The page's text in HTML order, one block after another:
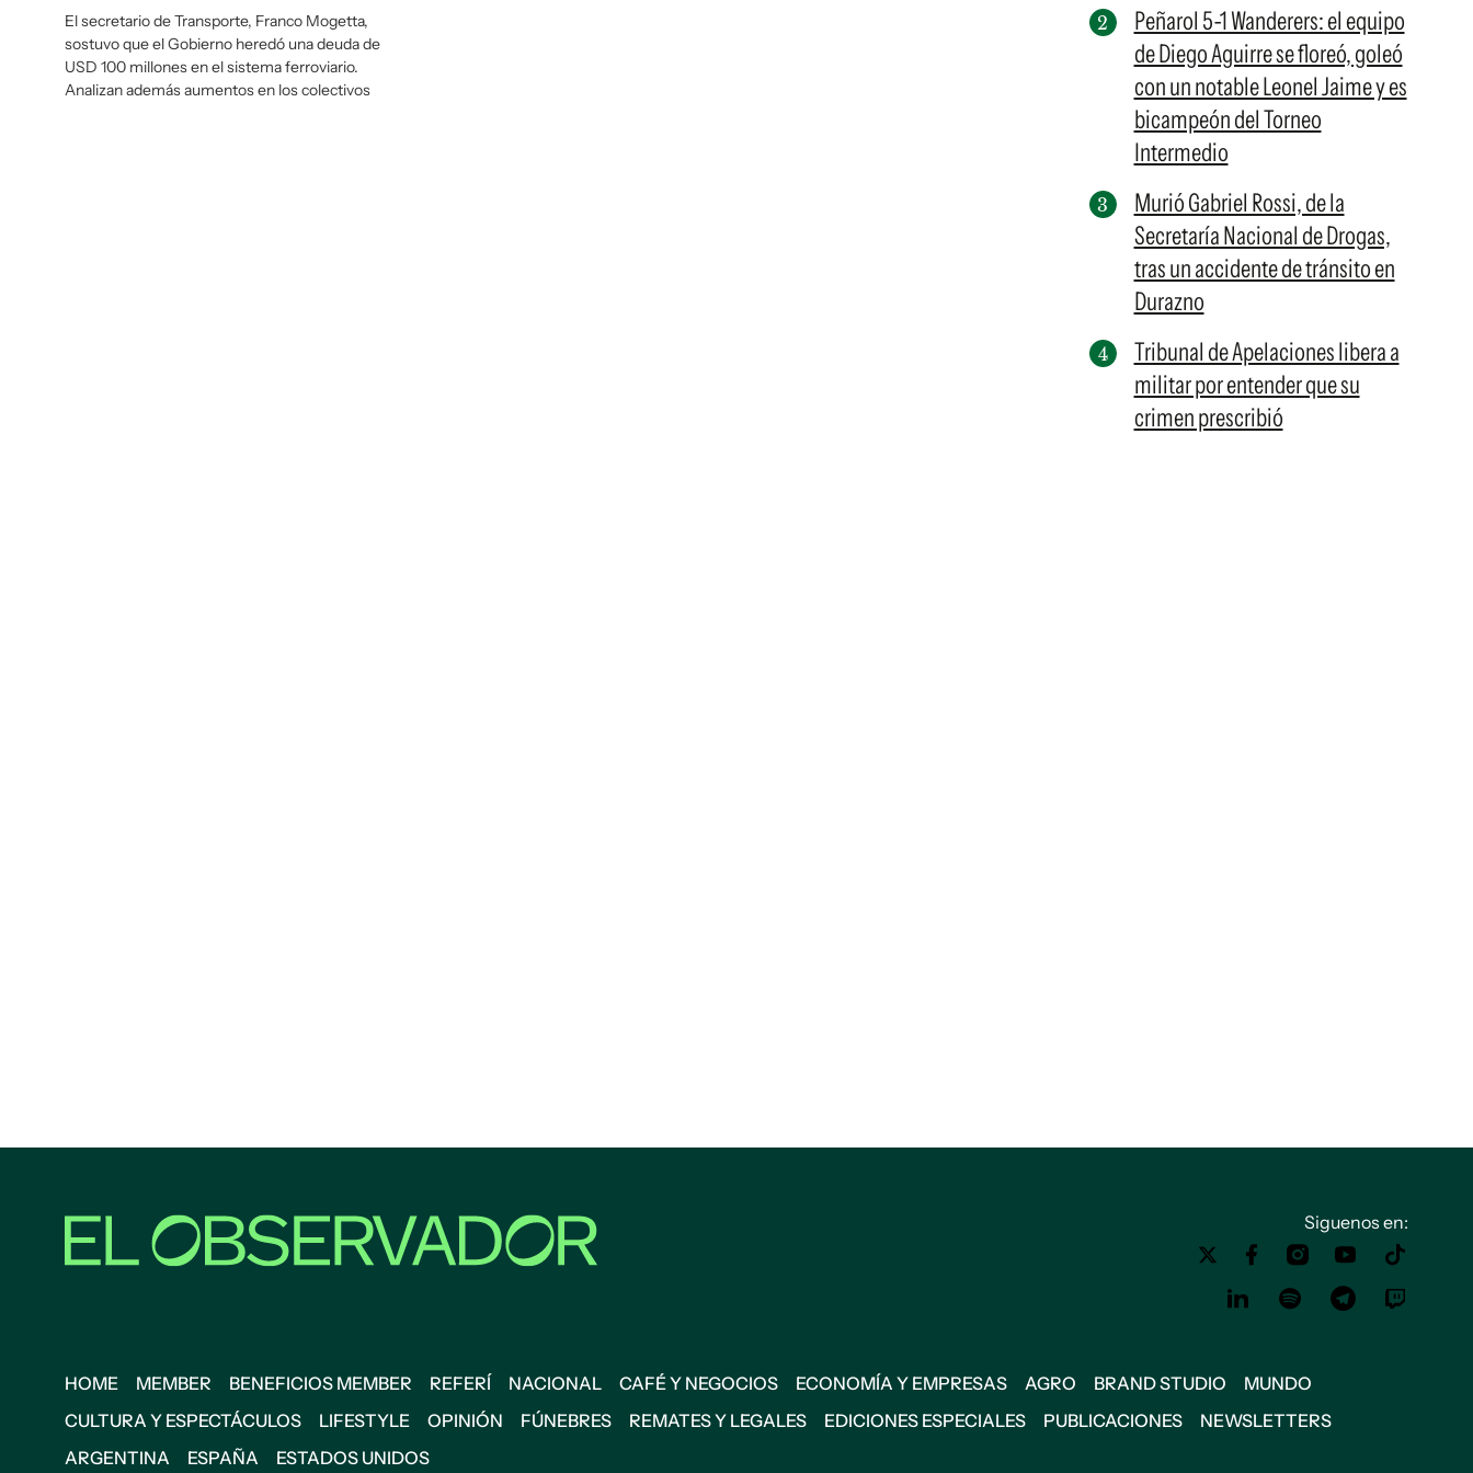
El secretario de Transporte, Franco Mogetta,
sostuvo que el Gobierno heredó una deuda de
USD 100 millones en el sistema ferroviario.
Analizan además aumentos en los colectivos
Peñarol 5-1 Wanderers: el equipo
de Diego Aguirre se floreó, goleó
con un notable Leonel Jaime y es
bicampeón del Torneo
Intermedio
Murió Gabriel Rossi, de la
Secretaría Nacional de Drogas,
tras un accidente de tránsito en
Durazno
Tribunal de Apelaciones libera a
militar por entender que su
crimen prescribió
Siguenos en:
HOME MEMBER BENEFICIOS MEMBER REFERÍ NACIONAL CAFÉ Y NEGOCIOS ECONOMÍA Y EMPRESAS AGRO BRAND STUDIO
MUNDO
CULTURA Y ESPECTÁCULOS
LIFESTYLE OPINIÓN FÚNEBRES REMATES Y LEGALES EDICIONES ESPECIALES PUBLICACIONES
NEWSLETTERS
ARGENTINA
ESPAÑA ESTADOS UNIDOS